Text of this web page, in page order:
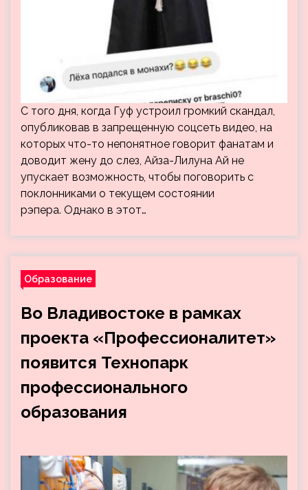
С того дня, когда Гуф устроил громкий скандал,
опубликовав в запрещенную соцсеть видео, на
которых что-то непонятное говорит фанатам и
доводит жену до слез, Айза-Лилуна Ай не
упускает возможность, чтобы поговорить с
поклонниками о текущем состоянии
рэпера. Однако в этот…
Образование
Во Владивостоке в рамках
проекта «Профессионалитет»
появится Технопарк
профессионального
образования